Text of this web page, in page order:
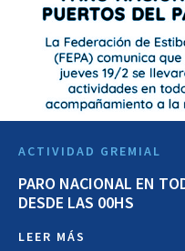
ACTIVIDAD GREMIAL
PARO NACIONAL EN
DESDE LAS 00HS
LEER MÁS